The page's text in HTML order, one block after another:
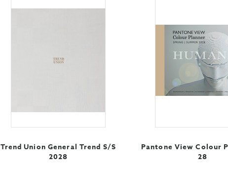
Trend Union General Trend S/S
2028
Pantone View Colour
28